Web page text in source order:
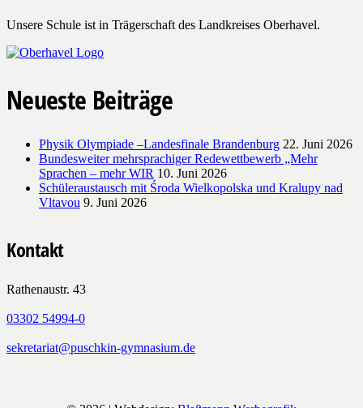
Unsere Schule ist in Trägerschaft des Landkreises Oberhavel.
Neueste Beiträge
Physik Olympiade –Landesfinale Brandenburg 22. Juni 2026
Bundesweiter mehrsprachiger Redewettbewerb „Mehr
Sprachen – mehr WIR 10. Juni 2026
Schüleraustausch mit Środa Wielkopolska und Kralupy nad
Vltavou 9. Juni 2026
Kontakt
Rathenaustr. 43
03302 54994-0
sekretariat@puschkin-gymnasium.de